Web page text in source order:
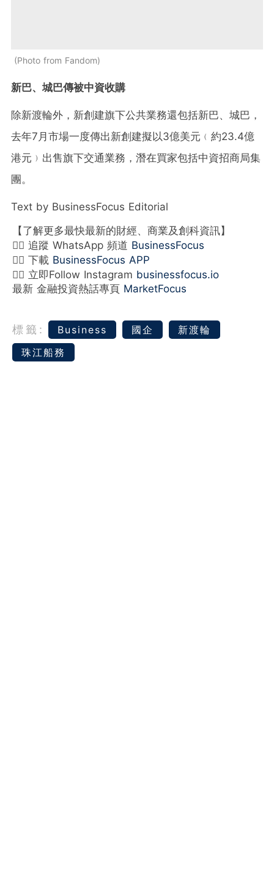
Photo from Fandom
新巴、城巴傳被中資收購
除新渡輪外，新創建旗下公共業務還包括新巴、城巴，
去年7月市場一度傳出新創建擬以3億美元﹙約23.4億
港元﹚出售旗下交通業務，潛在買家包括中資招商局集
團。
Text by BusinessFocus Editorial
【了解更多最快最新的財經、商業及創科資訊】
👉🏻 追蹤 WhatsApp 頻道 BusinessFocus
👉🏻 下載 BusinessFocus APP
👉🏻 立即Follow Instagram businessfocus.io
最新 金融投資熱話專頁 MarketFocus
標籤: Business 國企
新渡輪
珠江船務